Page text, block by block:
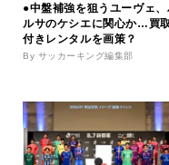
●中盤補強を狙うユーヴェ、
ルサのケシエに関心か…買
付きレンタルを画策？
By サッカーキング編集部